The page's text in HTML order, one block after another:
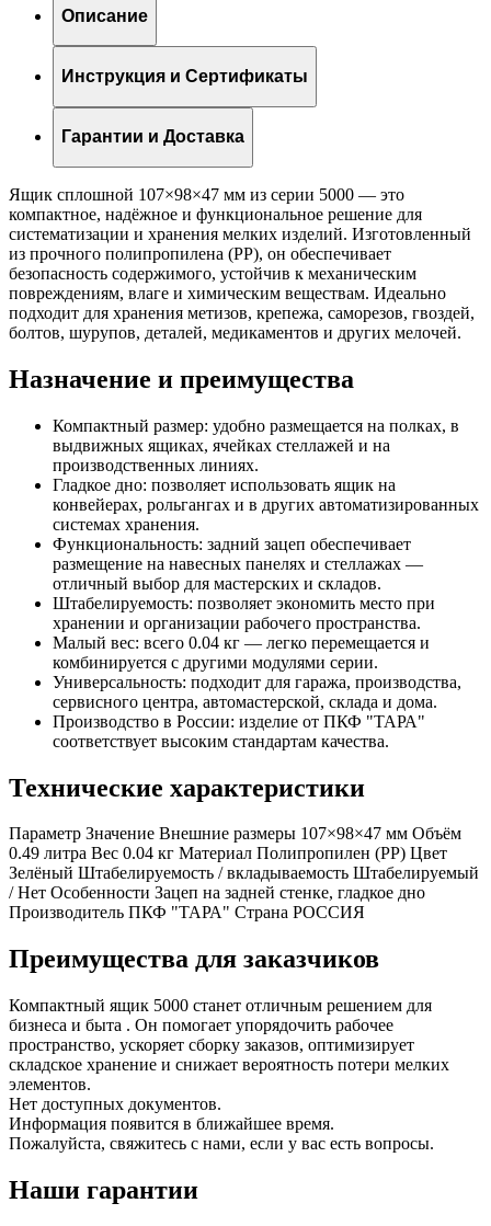
Описание
Инструкция и Сертификаты
Гарантии и Доставка
Ящик сплошной 107×98×47 мм из серии 5000 — это
компактное, надёжное и функциональное решение для
систематизации и хранения мелких изделий. Изготовленный
из прочного полипропилена (PP), он обеспечивает
безопасность содержимого, устойчив к механическим
повреждениям, влаге и химическим веществам. Идеально
подходит для хранения метизов, крепежа, саморезов, гвоздей,
болтов, шурупов, деталей, медикаментов и других мелочей.
Назначение и преимущества
Компактный размер: удобно размещается на полках, в
выдвижных ящиках, ячейках стеллажей и на
производственных линиях.
Гладкое дно: позволяет использовать ящик на
конвейерах, рольгангах и в других автоматизированных
системах хранения.
Функциональность: задний зацеп обеспечивает
размещение на навесных панелях и стеллажах —
отличный выбор для мастерских и складов.
Штабелируемость: позволяет экономить место при
хранении и организации рабочего пространства.
Малый вес: всего 0.04 кг — легко перемещается и
комбинируется с другими модулями серии.
Универсальность: подходит для гаража, производства,
сервисного центра, автомастерской, склада и дома.
Производство в России: изделие от ПКФ "ТАРА"
соответствует высоким стандартам качества.
Технические характеристики
Параметр Значение Внешние размеры 107×98×47 мм Объём
0.49 литра Вес 0.04 кг Материал Полипропилен (PP) Цвет
Зелёный Штабелируемость / вкладываемость Штабелируемый
/ Нет Особенности Зацеп на задней стенке, гладкое дно
Производитель ПКФ "ТАРА" Страна РОССИЯ
Преимущества для заказчиков
Компактный ящик 5000 станет отличным решением для
бизнеса и быта . Он помогает упорядочить рабочее
пространство, ускоряет сборку заказов, оптимизирует
складское хранение и снижает вероятность потери мелких
элементов.
Нет доступных документов.
Информация появится в ближайшее время.
Пожалуйста, свяжитесь с нами, если у вас есть вопросы.
Наши гарантии